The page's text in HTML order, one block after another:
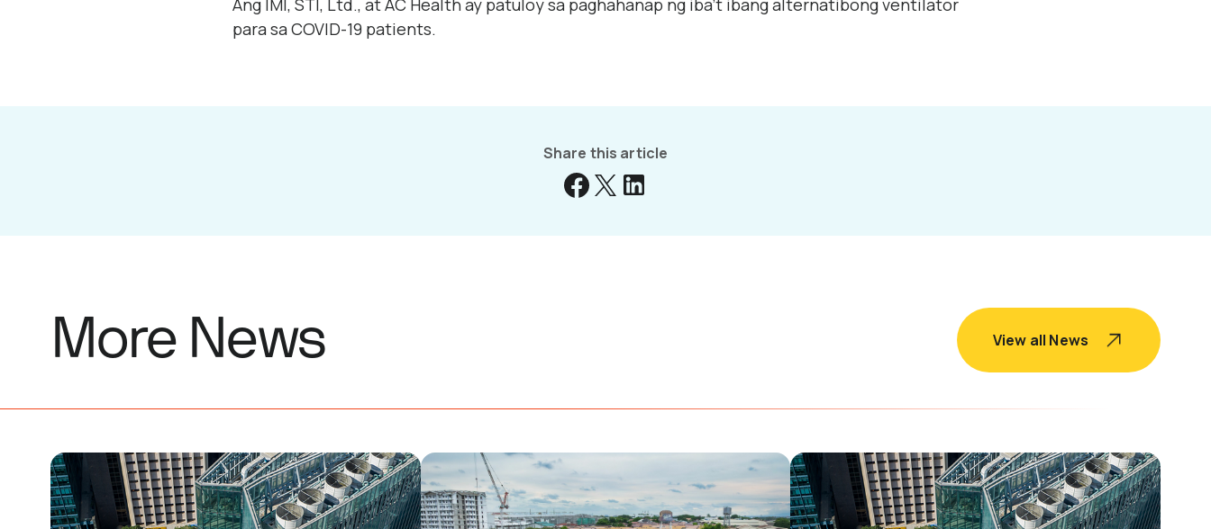
Ang IMI, STI, Ltd., at AC Health ay patuloy sa paghahanap ng iba’t ibang alternatibong ventilator
para sa COVID-19 patients.
Share this article
More News View all News